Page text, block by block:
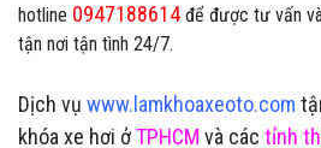
hotline 0947188614 để được tư vấn
tận nơi tận tình 24/7.
Dịch vụ www.lamkhoaxeoto.com
khóa xe hơi ởTPHCM và các tỉnh